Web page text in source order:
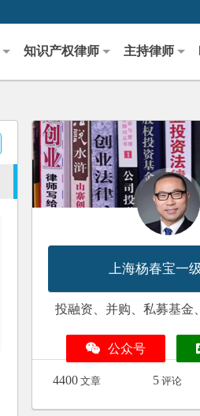
知识产权律师 主持律师
上海杨春宝一
投融资、并购、私募基金
公众号
4400 文章 5 评论